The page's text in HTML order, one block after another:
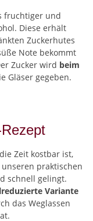
fruchtiger und
Diese erhält
Zuckerhutes
Note bekommt
Zucker wird beim
Gläser gegeben.
Zeit kostbar ist,
praktischen
schnell gelingt.
Variante
das Weglassen